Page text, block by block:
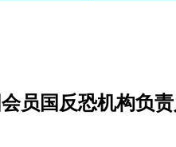
员国反恐机构负